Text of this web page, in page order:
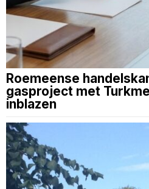
Roemeense
gasproject met
inblazen